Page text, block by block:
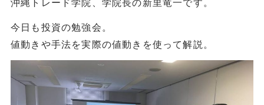
今日も投資の勉強会。
値動きや手法を実際の値動きを使って解説。